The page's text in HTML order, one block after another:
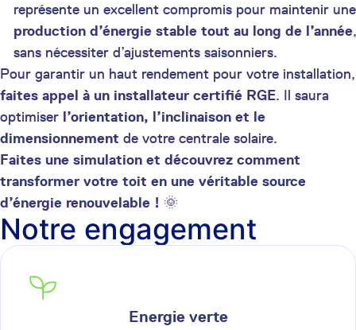
représente un excellent compromis pour maintenir une
production d’énergie stable tout au long de l’année,
sans nécessiter d’ajustements saisonniers.
Pour garantir un haut rendement pour votre installation,
faites appel à un installateur certifié RGE. Il saura
optimiser l’orientation, l’inclinaison et le
dimensionnement de votre centrale solaire.
Faites une simulation et découvrez comment
transformer votre toit en une véritable source
d’énergie renouvelable ! 🌞
Notre engagement
Energie verte